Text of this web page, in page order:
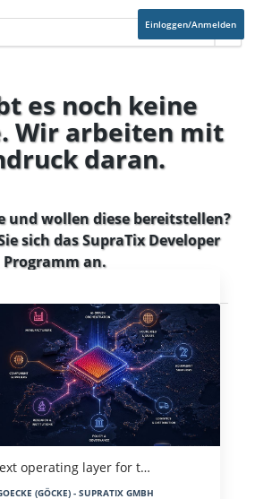
Einloggen/Anmelden
es noch keine
Wir arbeiten mit
daran.
und wollen diese bereitstellen?
sich dasSupraTix Developer
Programman.
operating layer for t…
(GÖCKE) - SUPRATIX GMBH